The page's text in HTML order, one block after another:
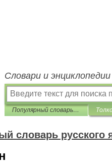
Словари и
Популярный словарь русского языка
словарь русского